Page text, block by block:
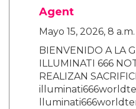
Agent
Mayo 15, 2026, 8 a.m.
BIENVENIDO A LA
ILLUMINATI 666
REALIZAN